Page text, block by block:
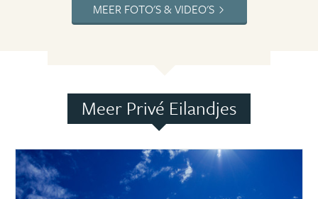
MEER FOTO'S & VIDEO'S
Meer Privé Eilandjes